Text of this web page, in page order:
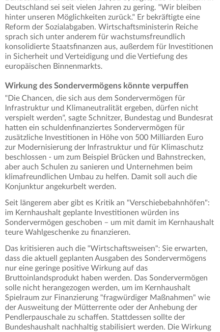
Deutschland sei seit vielen Jahren zu gering. "Wir bleiben
hinter unseren Möglichkeiten zurück." Er bekräftigte eine
Reform der Sozialabgaben. Wirtschaftsministerin Reiche
sprach sich unter anderem für wachstumsfreundlich
konsolidierte Staatsfinanzen aus, außerdem für Investitionen
in Sicherheit und Verteidigung und die Vertiefung des
europäischen Binnenmarkts.
Wirkung des Sondervermögens könnte verpuffen
"Die Chancen, die sich aus dem Sondervermögen für
Infrastruktur und Klimaneutralität ergeben, dürfen nicht
verspielt werden", sagte Schnitzer, Bundestag und Bundesrat
hatten ein schuldenfinanziertes Sondervermögen für
zusätzliche Investitionen in Höhe von 500 Milliarden Euro
zur Modernisierung der Infrastruktur und für Klimaschutz
beschlossen - um zum Beispiel Brücken und Bahnstrecken,
aber auch Schulen zu sanieren und Unternehmen beim
klimafreundlichen Umbau zu helfen. Damit soll auch die
Konjunktur angekurbelt werden.
Seit längerem aber gibt es Kritik an "Verschiebebahnhöfen":
im Kernhaushalt geplante Investitionen würden ins
Sondervermögen geschoben – um mit damit im Kernhaushalt
teure Wahlgeschenke zu finanzieren.
Das kritisieren auch die "Wirtschaftsweisen": Sie erwarten,
dass die aktuell geplanten Ausgaben des Sondervermögens
nur eine geringe positive Wirkung auf das
Bruttoinlandsprodukt haben werden. Das Sondervermögen
solle nicht herangezogen werden, um im Kernhaushalt
Spielraum zur Finanzierung "fragwürdiger Maßnahmen" wie
der Ausweitung der Mütterrente oder der Anhebung der
Pendlerpauschale zu schaffen. Stattdessen sollte der
Bundeshaushalt nachhaltig stabilisiert werden. Die Wirkung